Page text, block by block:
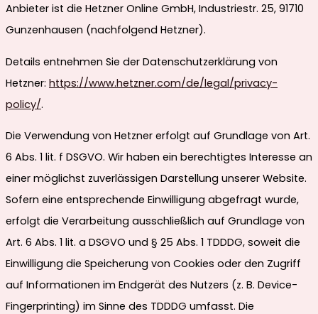
Anbieter ist die Hetzner Online GmbH, Industriestr. 25, 91710
Gunzenhausen (nachfolgend Hetzner).
Details entnehmen Sie der Datenschutzerklärung von
Hetzner: https://www.hetzner.com/de/legal/privacy-
policy/.
Die Verwendung von Hetzner erfolgt auf Grundlage von Art.
6 Abs. 1 lit. f DSGVO. Wir haben ein berechtigtes Interesse an
einer möglichst zuverlässigen Darstellung unserer Website.
Sofern eine entsprechende Einwilligung abgefragt wurde,
erfolgt die Verarbeitung ausschließlich auf Grundlage von
Art. 6 Abs. 1 lit. a DSGVO und § 25 Abs. 1 TDDDG, soweit die
Einwilligung die Speicherung von Cookies oder den Zugriff
auf Informationen im Endgerät des Nutzers (z. B. Device-
Fingerprinting) im Sinne des TDDDG umfasst. Die